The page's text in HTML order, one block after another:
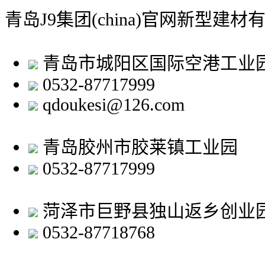
青岛J9集团(china)官网新型建材
青岛市城阳区国际空港工业
0532-87717999
qdoukesi@126.com
青岛胶州市胶莱镇工业园
0532-87717999
菏泽市巨野县独山返乡创业
0532-87718768